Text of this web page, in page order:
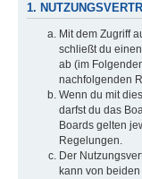
1.
Mit dem Zugriff
schließt du
ab (im
nachfolgenden
Wenn du mit
darfst du das
Boards gelten
Regelungen.
Der
kann von